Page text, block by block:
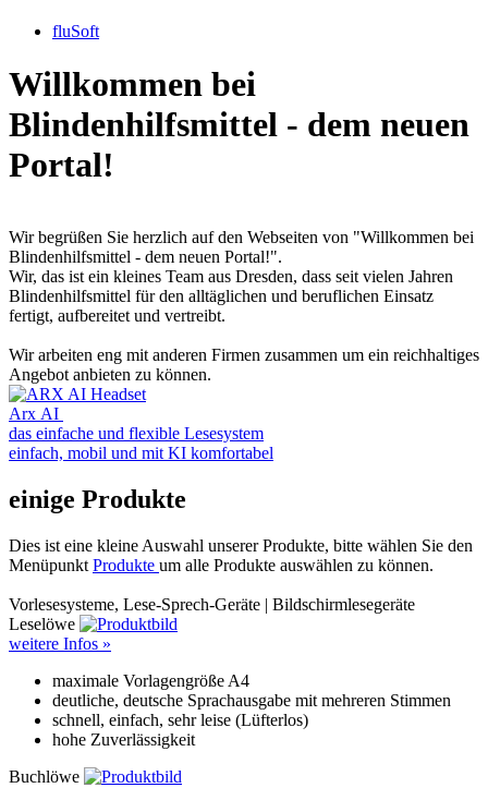
fluSoft
Willkommen bei
Blindenhilfsmittel - dem neuen
Portal!
Wir begrüßen Sie herzlich auf den Webseiten von "Willkommen bei
Blindenhilfsmittel - dem neuen Portal!".
Wir, das ist ein kleines Team aus Dresden, dass seit vielen Jahren
Blindenhilfsmittel für den alltäglichen und beruflichen Einsatz
fertigt, aufbereitet und vertreibt.
Wir arbeiten eng mit anderen Firmen zusammen um ein reichhaltiges
Angebot anbieten zu können.
Arx AI
das einfache und flexible Lesesystem
einfach, mobil und mit KI komfortabel
einige Produkte
Dies ist eine kleine Auswahl unserer Produkte, bitte wählen Sie den
Menüpunkt Produkte um alle Produkte auswählen zu können.
Vorlesesysteme, Lese-Sprech-Geräte | Bildschirmlesegeräte
Leselöwe
weitere Infos »
maximale Vorlagengröße A4
deutliche, deutsche Sprachausgabe mit mehreren Stimmen
schnell, einfach, sehr leise (Lüfterlos)
hohe Zuverlässigkeit
Buchlöwe